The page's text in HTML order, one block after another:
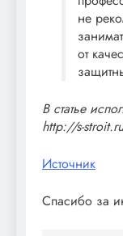
не
от
В статье
http://s-stroit.ru
Источник
Спасибо за